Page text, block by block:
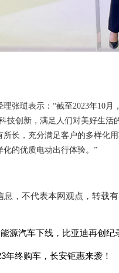
张琎表示： “截至2023年10月
技创新，满足人们对美好生活
长，充分满足客户的多样化用
化的优质电动出行体验。 ”
息，不代表本网观点，转载
源汽车下线，比亚迪再创纪
年终购车，长安钜惠来袭！